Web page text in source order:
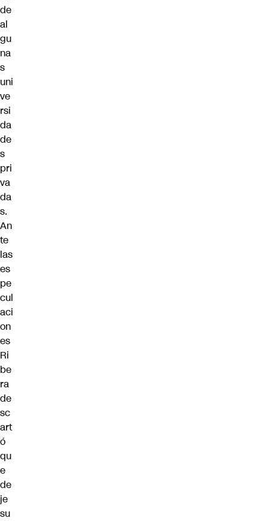
de
al
gu
na
s
uni
ve
rsi
da
de
s
pri
va
da
s.
An
te
las
es
pe
cul
aci
on
es
Ri
be
ra
de
sc
art
ó
qu
e
de
je
su